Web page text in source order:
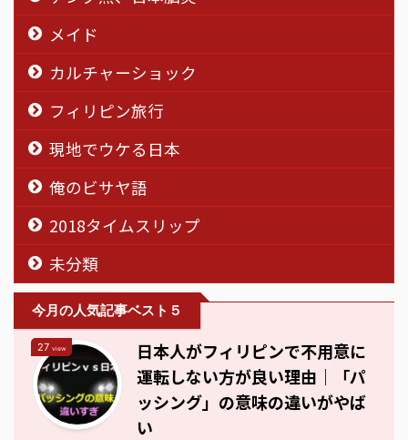
メイド
カルチャーショック
フィリピン旅行
現地でウケる日本
俺のビサヤ語
2018タイムスリップ
未分類
今月の人気記事ベスト５
27 view
日本人がフィリピンで不用意に
運転しない方が良い理由｜「パ
ッシング」の意味の違いがやば
い